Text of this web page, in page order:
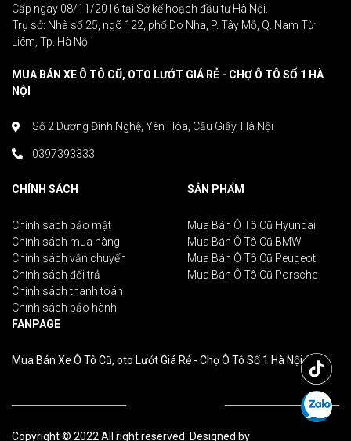
Cấp ngày 08/11/2016 tại Sở kế hoạch đầu tư Hà Nội.
Trụ sở: Nhà số 25, ngõ 122, phố Do Nha, P. Tây Mỗ, Q. Nam Từ
Liêm, Tp. Hà Nội
MUA BÁN XE Ô TÔ CŨ, OTO LƯỚT GIÁ RẺ - CHỢ Ô TÔ SỐ 1 HÀ
NỘI
Số 2 Dương Đình Nghệ, Yên Hòa, Cầu Giấy, Hà Nội
0397393333
CHÍNH SÁCH
Chính sách bảo mật
Chính sách mua hàng
Chính sách vận chuyển
Chính sách đổi trả
Chính sách thanh toán
Chính sách bảo hành
SẢN PHẨM
Mua Bán Ô Tô Cũ Hyundai
Mua Bán Ô Tô Cũ BMW
Mua Bán Ô Tô Cũ Peugeot
Mua Bán Ô Tô Cũ Porsche
FANPAGE
Mua Bán Xe Ô Tô Cũ, oto Lướt Giá Rẻ - Chợ Ô Tô Số 1 Hà Nội
Copyright © 2022 All right reserved. Designed by